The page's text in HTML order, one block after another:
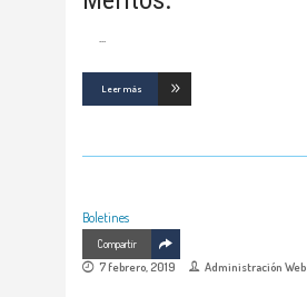
Leer más
Boletines
Compartir
7 febrero, 2019 Administración Web